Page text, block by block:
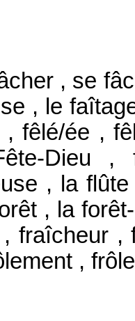
, se
, le
, fêlé/ée ,
Dieu ,
, la
, la
fraîcheur
,